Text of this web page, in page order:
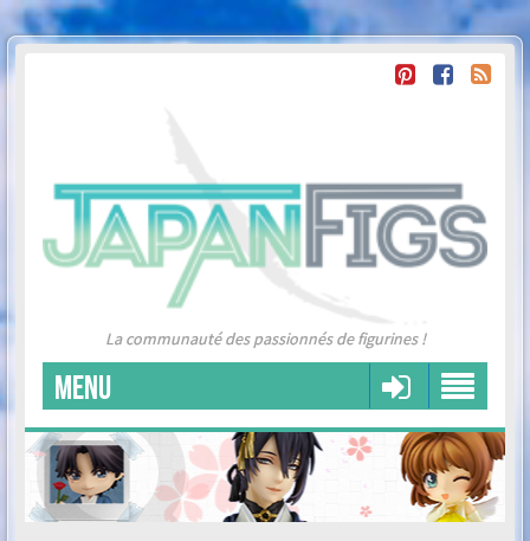
La communauté des passionnés de figurines !
MENU